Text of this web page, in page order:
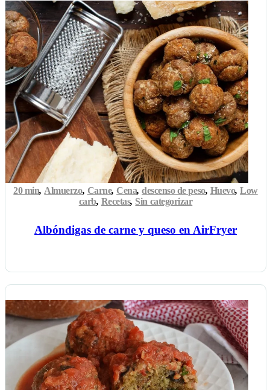
Albóndigas de carne y queso en AirFryer
20 min,Almuerzo, Carne, Cena,descenso de peso, Huevo,Low
carb, Recetas, Sin categorizar